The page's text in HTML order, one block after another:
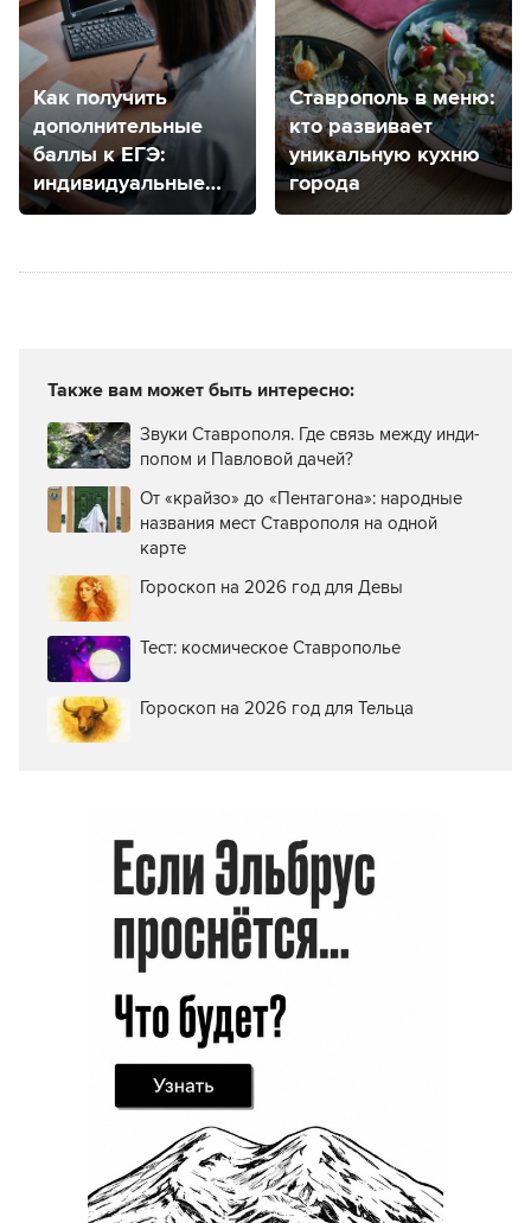
Как получить
дополнительные
баллы к ЕГЭ:
индивидуальные
достижения
баллов
Ставрополь в меню:
кто развивает
уникальную кухню
города
Также вам может быть интересно:
Звуки Ставрополя. Где связь между инди-
попом и Павловой дачей?
От «крайзо» до «Пентагона»: народные
названия мест Ставрополя на одной
карте
Гороскоп на 2026 год для Девы
Тест: космическое Ставрополье
Гороскоп на 2026 год для Тельца